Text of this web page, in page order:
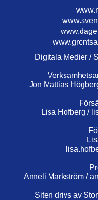
Digitala Medier /
Jon Mattias
Lisa Hofberg /
Anneli Markström /
Siten drivs av